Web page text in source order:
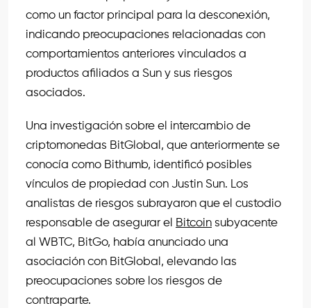
como un factor principal para la desconexión,
indicando preocupaciones relacionadas con
comportamientos anteriores vinculados a
productos afiliados a Sun y sus riesgos
asociados.
Una investigación sobre el intercambio de
criptomonedas BitGlobal, que anteriormente se
conocía como Bithumb, identificó posibles
vínculos de propiedad con Justin Sun. Los
analistas de riesgos subrayaron que el custodio
responsable de asegurar el Bitcoin subyacente
al WBTC, BitGo, había anunciado una
asociación con BitGlobal, elevando las
preocupaciones sobre los riesgos de
contraparte.